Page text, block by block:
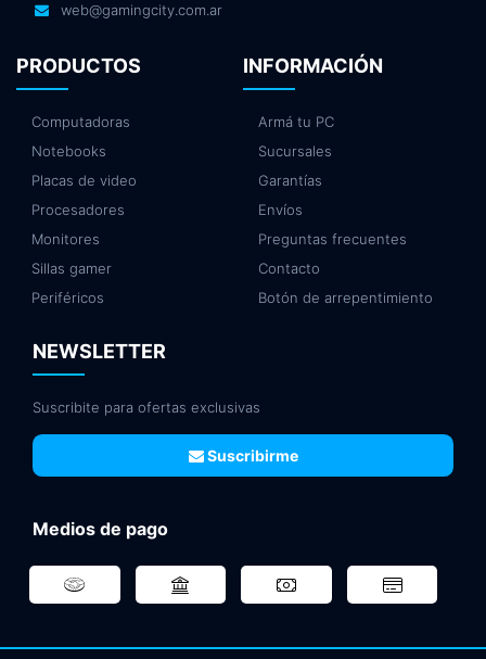
web@gamingcity.com.ar
PRODUCTOS
Computadoras
Notebooks
Placas de video
Procesadores
Monitores
Sillas gamer
Periféricos
INFORMACIÓN
Armá tu PC
Sucursales
Garantías
Envíos
Preguntas frecuentes
Contacto
Botón de arrepentimiento
NEWSLETTER
Suscribite para ofertas exclusivas
Suscribirme
Medios de pago